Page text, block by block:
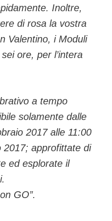
Inoltre,
di rosa la vostra
Valentino, i Moduli
ore, per l’intera
a tempo
solamente dalle
2017 alle 11:00
2017; approfittate di
ed esplorate il
GO”.